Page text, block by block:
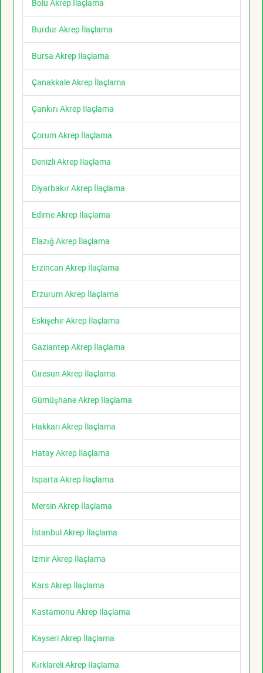
Bolu Akrep İlaçlama
Burdur Akrep İlaçlama
Bursa Akrep İlaçlama
Çanakkale Akrep İlaçlama
Çankırı Akrep İlaçlama
Çorum Akrep İlaçlama
Denizli Akrep İlaçlama
Diyarbakır Akrep İlaçlama
Edirne Akrep İlaçlama
Elazığ Akrep İlaçlama
Erzincan Akrep İlaçlama
Erzurum Akrep İlaçlama
Eskişehir Akrep İlaçlama
Gaziantep Akrep İlaçlama
Giresun Akrep İlaçlama
Gümüşhane Akrep İlaçlama
Hakkari Akrep İlaçlama
Hatay Akrep İlaçlama
Isparta Akrep İlaçlama
Mersin Akrep İlaçlama
İstanbul Akrep İlaçlama
İzmir Akrep İlaçlama
Kars Akrep İlaçlama
Kastamonu Akrep İlaçlama
Kayseri Akrep İlaçlama
Kırklareli Akrep İlaçlama